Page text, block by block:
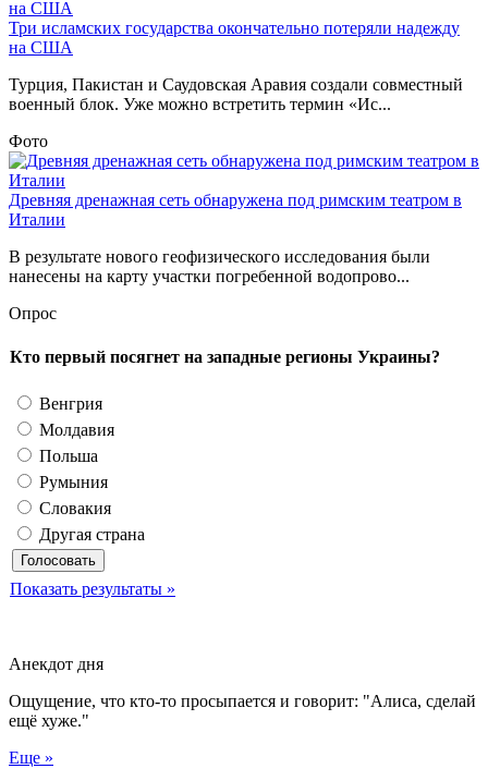
Три исламских государства окончательно потеряли надежду
на США
Турция, Пакистан и Саудовская Аравия создали совместный
военный блок. Уже можно встретить термин «Ис...
Фото
Древняя дренажная сеть обнаружена под римским театром в
Италии
В результате нового геофизического исследования были
нанесены на карту участки погребенной водопрово...
Опрос
Кто первый посягнет на западные регионы Украины?
Венгрия
Молдавия
Польша
Румыния
Словакия
Другая страна
Показать результаты »
Анекдот дня
Ощущение, что кто-то просыпается и говорит: "Алиса, сделай
ещё хуже."
Еще »